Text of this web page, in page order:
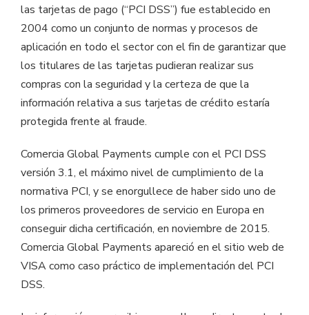
las tarjetas de pago (“PCI DSS”) fue establecido en
2004 como un conjunto de normas y procesos de
aplicación en todo el sector con el fin de garantizar que
los titulares de las tarjetas pudieran realizar sus
compras con la seguridad y la certeza de que la
información relativa a sus tarjetas de crédito estaría
protegida frente al fraude.
Comercia Global Payments cumple con el PCI DSS
versión 3.1, el máximo nivel de cumplimiento de la
normativa PCI, y se enorgullece de haber sido uno de
los primeros proveedores de servicio en Europa en
conseguir dicha certificación, en noviembre de 2015.
Comercia Global Payments apareció en el sitio web de
VISA como caso práctico de implementación del PCI
DSS.